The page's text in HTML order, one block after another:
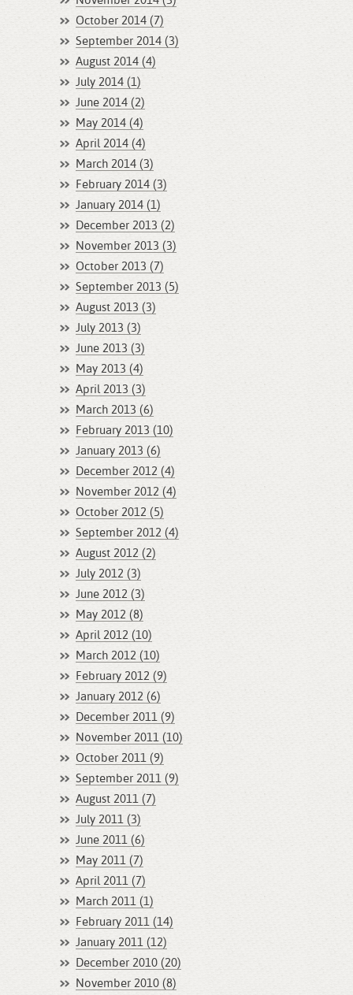
October 2014 (7)
September 2014 (3)
August 2014 (4)
July 2014 (1)
June 2014 (2)
May 2014 (4)
April 2014 (4)
March 2014 (3)
February 2014 (3)
January 2014 (1)
December 2013 (2)
November 2013 (3)
October 2013 (7)
September 2013 (5)
August 2013 (3)
July 2013 (3)
June 2013 (3)
May 2013 (4)
April 2013 (3)
March 2013 (6)
February 2013 (10)
January 2013 (6)
December 2012 (4)
November 2012 (4)
October 2012 (5)
September 2012 (4)
August 2012 (2)
July 2012 (3)
June 2012 (3)
May 2012 (8)
April 2012 (10)
March 2012 (10)
February 2012 (9)
January 2012 (6)
December 2011 (9)
November 2011 (10)
October 2011 (9)
September 2011 (9)
August 2011 (7)
July 2011 (3)
June 2011 (6)
May 2011 (7)
April 2011 (7)
March 2011 (1)
February 2011 (14)
January 2011 (12)
December 2010 (20)
November 2010 (8)